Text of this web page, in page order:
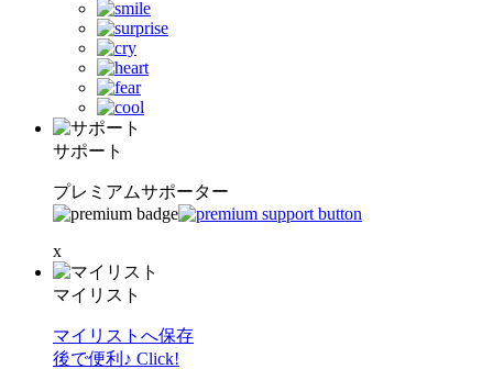
サポート
プレミアムサポーター
x
マイリスト
マイリストへ保存
後で便利♪ Click!